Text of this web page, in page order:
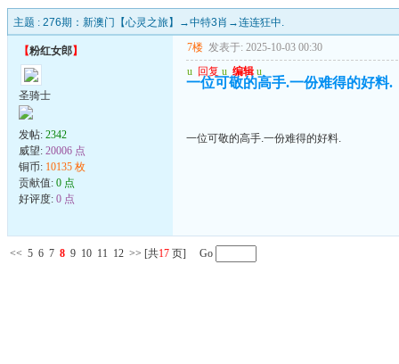
主题 : 276期：新澳门【心灵之旅】→中特3肖→连连狂中.
【粉红女郎】
圣骑士
发帖: 2342
威望: 20006 点
铜币: 10135 枚
贡献值: 0 点
好评度: 0 点
7楼 发表于: 2025-10-03 00:30
u 回复 u 编辑 u
一位可敬的高手.一份难得的好料.
一位可敬的高手.一份难得的好料.
<< 5 6 7 8 9 10 11 12 >> [共17 页] Go